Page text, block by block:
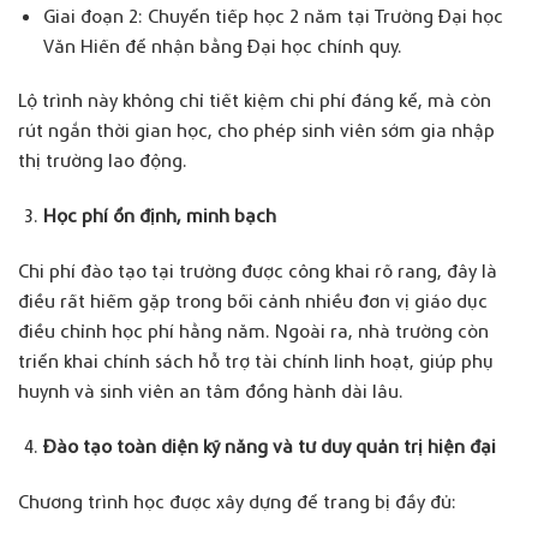
Giai đoạn 2: Chuyển tiếp học 2 năm tại Trường Đại học
Văn Hiến để nhận bằng Đại học chính quy.
Lộ trình này không chỉ tiết kiệm chi phí đáng kể, mà còn
rút ngắn thời gian học, cho phép sinh viên sớm gia nhập
thị trường lao động.
Học phí ổn định, minh bạch
Chi phí đào tạo tại trường được công khai rõ rang, đây là
điều rất hiếm gặp trong bối cảnh nhiều đơn vị giáo dục
điều chỉnh học phí hằng năm. Ngoài ra, nhà trường còn
triển khai chính sách hỗ trợ tài chính linh hoạt, giúp phụ
huynh và sinh viên an tâm đồng hành dài lâu.
Đào tạo toàn diện kỹ năng và tư duy quản trị hiện đại
Chương trình học được xây dựng để trang bị đầy đủ: